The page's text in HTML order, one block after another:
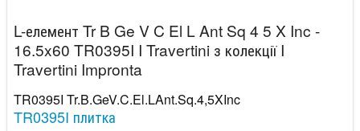
L-елемент Tr B Ge V C El L Ant Sq 4 5 X Inc -
16.5x60 TR0395I I Travertini з колекції I
Travertini Impronta
TR0395I Tr.B.GeV.C.El.LAnt.Sq.4,5XInc
TR0395I плитка